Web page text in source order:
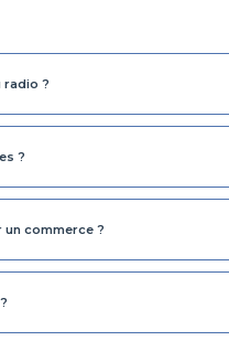
radio ?
?
commerce ?